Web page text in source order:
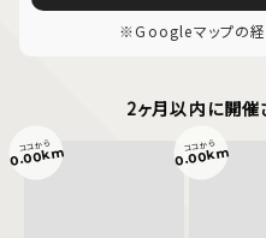
※Googleマップの経
2ヶ月以内に開催
ココから
0.00km ココから
0.00km